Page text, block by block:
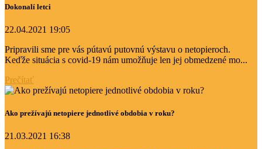
Dokonalí letci
22.04.2021 19:05
Pripravili sme pre vás pútavú putovnú výstavu o netopieroch.
Keďže situácia s covid-19 nám umožňuje len jej obmedzené mo...
Prečítať
Ako prežívajú netopiere jednotlivé obdobia v roku?
21.03.2021 16:38